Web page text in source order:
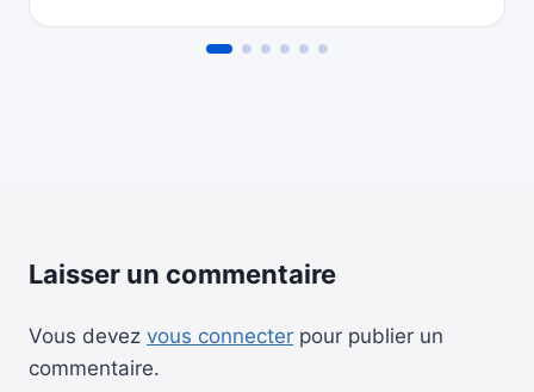
Laisser un commentaire
Vous devez vous connecter pour publier un
commentaire.